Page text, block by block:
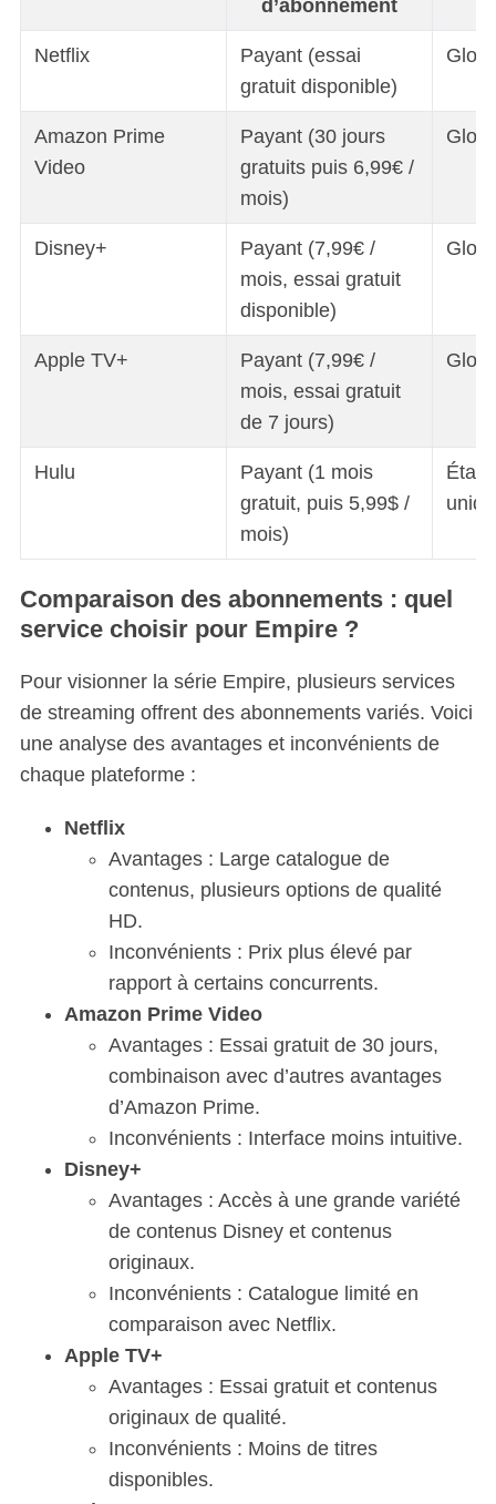
d’abonnement
Netflix
Payant (essai
gratuit disponible)
Amazon Prime
Video
Payant (30 jours
gratuits puis 6,99€ /
mois)
Disney+
Payant (7,99€ /
mois, essai gratuit
disponible)
Apple TV+
Payant (7,99€ /
mois, essai gratuit
de 7 jours)
Hulu
Payant (1 mois
gratuit, puis 5,99$ /
mois)
Comparaison des abonnements : quel
service choisir pour Empire ?
Pour visionner la série Empire, plusieurs services
de streaming offrent des abonnements variés. Voici
une analyse des avantages et inconvénients de
chaque plateforme :
Netflix
Avantages : Large catalogue de
contenus, plusieurs options de qualité
HD.
Inconvénients : Prix plus élevé par
rapport à certains concurrents.
Amazon Prime Video
Avantages : Essai gratuit de 30 jours,
combinaison avec d’autres avantages
d’Amazon Prime.
Inconvénients : Interface moins intuitive.
Disney+
Avantages : Accès à une grande variété
de contenus Disney et contenus
originaux.
Inconvénients : Catalogue limité en
comparaison avec Netflix.
Apple TV+
Avantages : Essai gratuit et contenus
originaux de qualité.
Inconvénients : Moins de titres
disponibles.